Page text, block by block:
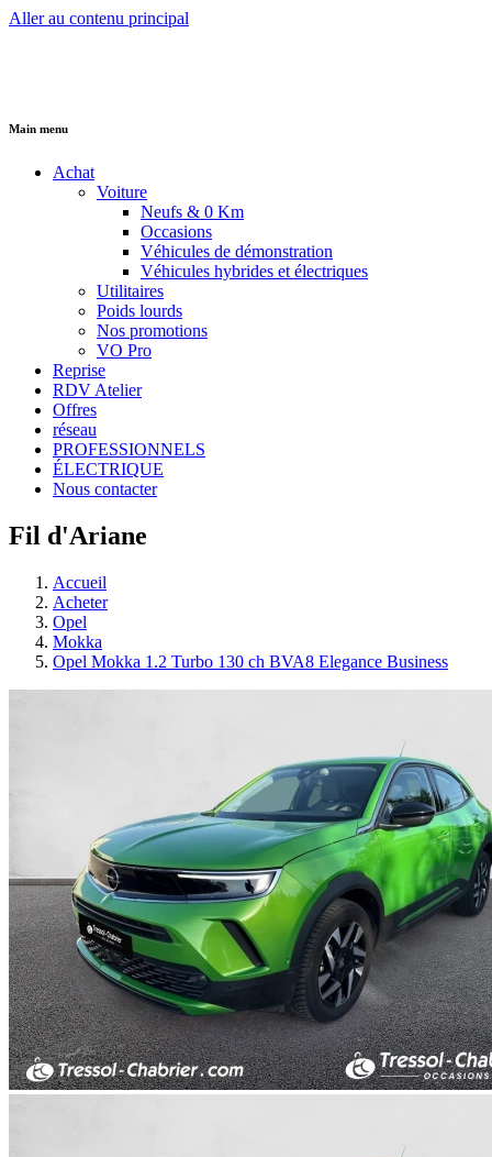
Aller au contenu principal
Main menu
Achat
Voiture
Neufs & 0 Km
Occasions
Véhicules de démonstration
Véhicules hybrides et électriques
Utilitaires
Poids lourds
Nos promotions
VO Pro
Reprise
RDV Atelier
Offres
réseau
PROFESSIONNELS
ÉLECTRIQUE
Nous contacter
Fil d'Ariane
Accueil
Acheter
Opel
Mokka
Opel Mokka 1.2 Turbo 130 ch BVA8 Elegance Business